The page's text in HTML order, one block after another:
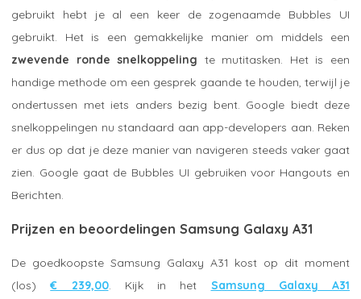
gebruikt hebt je al een keer de zogenaamde Bubbles UI
gebruikt. Het is een gemakkelijke manier om middels een
zwevende ronde snelkoppeling te mutitasken. Het is een
handige methode om een gesprek gaande te houden, terwijl je
ondertussen met iets anders bezig bent. Google biedt deze
snelkoppelingen nu standaard aan app-developers aan. Reken
er dus op dat je deze manier van navigeren steeds vaker gaat
zien. Google gaat de Bubbles UI gebruiken voor Hangouts en
Berichten.
Prijzen en beoordelingen Samsung Galaxy A31
De goedkoopste Samsung Galaxy A31 kost op dit moment
(los)€ 239,00. Kijk in het Samsung Galaxy A31